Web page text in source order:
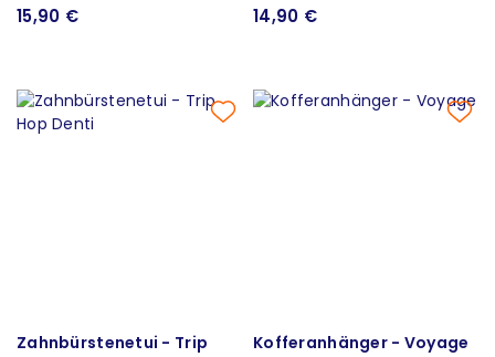
15,90 € 14,90 €
Zahnbürstenetui - Trip
Kofferanhänger - Voyage